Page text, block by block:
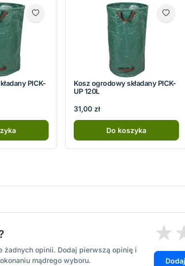
PICK-
Kosz ogrodowy składany PICK-
UP 120L
31,00 zł
Do koszyka
żadnych opinii. Dodaj pierwszą opinię i
mądrego wyboru.